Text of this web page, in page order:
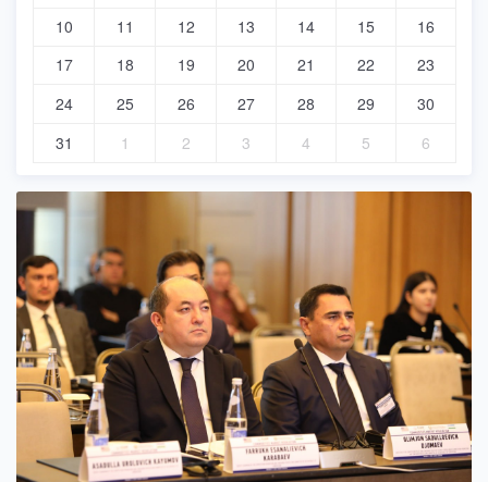
10
11 12 13 14 15
16
17
18 19 20 21 22
23
24
25 26 27 28 29
30
31
1 2 3 4 5 6